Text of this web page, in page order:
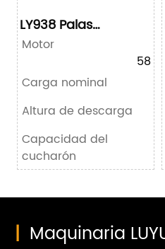
LY938 Palas
Cargadoras
Motor
Carga nominal
Altura de descarga
Capacidad del
cucharón
| Maquinaria